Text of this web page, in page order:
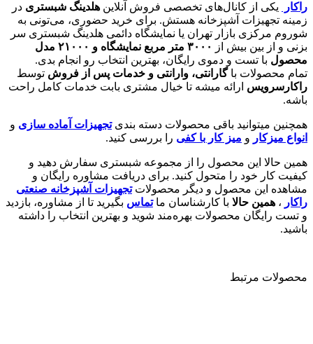
راکار یکی از کانال‌های تخصصی فروش آنلاین هلدینگ شبستری در
زمینه تجهیزات آشپزخانه هستش. برای خرید حضوری، می‌تونی به
شوروم مرکزی بازار تهران یا نمایشگاه دائمی هلدینگ شبستری سر
بزنی و از بین بیش از
۳۰۰۰ متر مربع نمایشگاه و ۲۱۰۰۰ مدل
محصول با تست و دموی رایگان، بهترین انتخاب رو انجام بدی.
تمام محصولات باگارانتی، وارانتی و خدمات پس از فروش توسط
راکارسرویس ارائه میشه تا خیال مشتری بابت خدمات کامل راحت
باشه.
همچنین میتوانید باقی محصولات دسته بندیتجهیزات آماده سازی و
انواع میزکار و میز کار با کفی را بررسی کنید.
همین حالا این محصول را از مجموعه شبستری سفارش دهید و
کیفیت کار خود را متحول کنید. برای دریافت مشاوره رایگان و
مشاهده این محصول و دیگر محصولاتتجهیزات آشپزخانه صنعتی
راکار ، همین حالا با کارشناسان ماتماس بگیرید تا از مشاوره، بازدید
و تست رایگان محصولات بهره‌مند شوید و بهترین انتخاب را داشته
باشید.
محصولات مرتبط